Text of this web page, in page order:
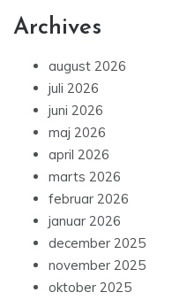
Archives
august 2026
juli 2026
juni 2026
maj 2026
april 2026
marts 2026
februar 2026
januar 2026
december 2025
november 2025
oktober 2025